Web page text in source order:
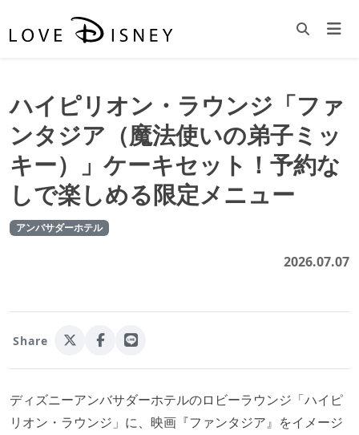
ハイピリオン・ラウンジ「ファ
ンタジア（魔法使いの弟子ミッ
キー）」ケーキセット！予約な
しで楽しめる限定メニュー
アンバサダーホテル
2026.07.07
Share
ディズニーアンバサダーホテルのロビーラウンジ「ハイピ
リオン・ラウンジ」に、映画『ファンタジア』をイメージ